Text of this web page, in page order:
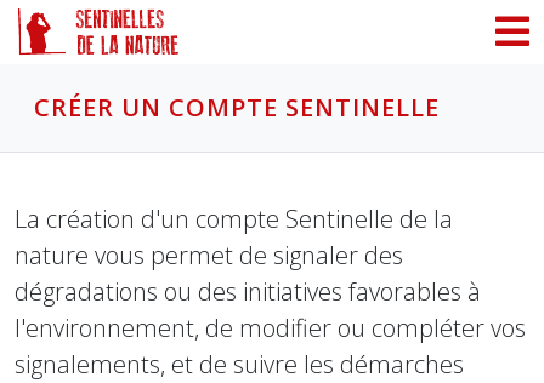
CRÉER UN COMPTE SENTINELLE
La création d'un compte Sentinelle de la
nature vous permet de signaler des
dégradations ou des initiatives favorables à
l'environnement, de modifier ou compléter vos
signalements, et de suivre les démarches
Panneau de gestion des cookies